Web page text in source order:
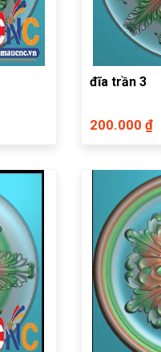
đĩa trần 3
200.000 ₫